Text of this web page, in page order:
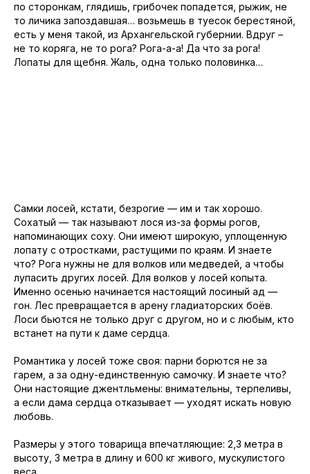
по сторонкам, глядишь, грибочек попадется, рыжик, не
то личика запоздавшая… возьмешь в туесок берестяной,
есть у меня такой, из Архангельской губернии. Вдруг –
не то коряга, не то рога? Рога-а-а! Да что за рога!
Лопаты для щебня. Жаль, одна только половинка…
Самки лосей, кстати, безрогие — им и так хорошо.
Сохатый — так называют лося из-за формы рогов,
напоминающих соху. Они имеют широкую, уплощенную
лопату с отростками, растущими по краям. И знаете
что? Рога нужны не для волков или медведей, а чтобы
лупасить других лосей. Для волков у лосей копыта.
Именно осенью начинается настоящий лосиный ад —
гон. Лес превращается в арену гладиаторских боёв.
Лоси бьются не только друг с другом, но и с любым, кто
встанет на пути к даме сердца.
Романтика у лосей тоже своя: парни борются не за
гарем, а за одну-единственную самочку. И знаете что?
Они настоящие джентльмены: внимательны, терпеливы,
а если дама сердца отказывает — уходят искать новую
любовь.
Размеры у этого товарища впечатляющие: 2,3 метра в
высоту, 3 метра в длину и 600 кг живого, мускулистого
веса.